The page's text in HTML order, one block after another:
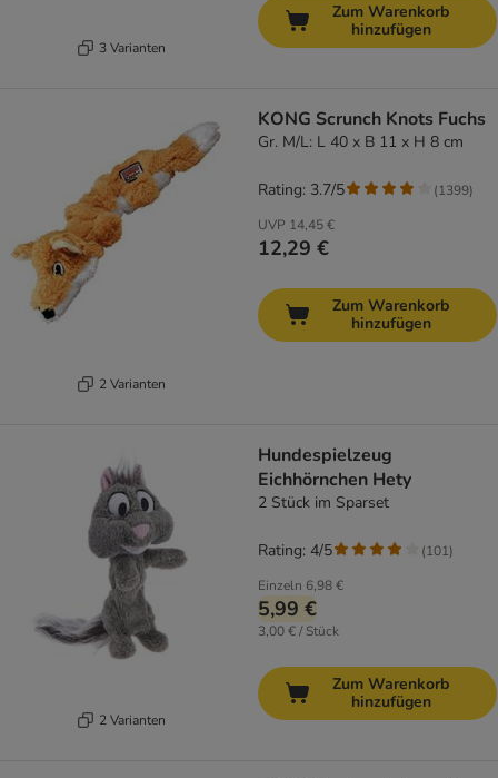
3 Varianten
Zum Warenkorb
hinzufügen
2 Varianten
KONG Scrunch Knots Fuchs
Gr. M/L: L 40 x B 11 x H 8 cm
UVP 14,45 €
12,29 €
Rating: 3.7/5 (1399)
Zum Warenkorb
hinzufügen
2 Varianten
Hundespielzeug
Eichhörnchen Hety
2 Stück im Sparset
Einzeln 6,98 €
5,99 €
3,00 € / Stück
Rating: 4/5 (101)
Zum Warenkorb
hinzufügen